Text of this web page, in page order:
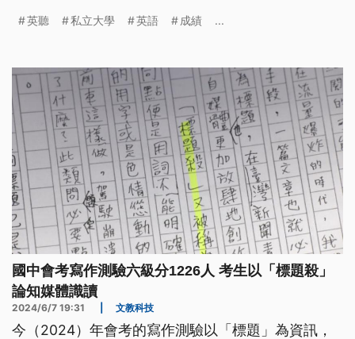
英聽 私立大學 英語 成績 ...
國中會考寫作測驗六級分1226人 考生以「標題殺」
論知媒體識讀
2024/6/7 19:31 文教科技
今（2024）年會考的寫作測驗以「標題」為資訊，